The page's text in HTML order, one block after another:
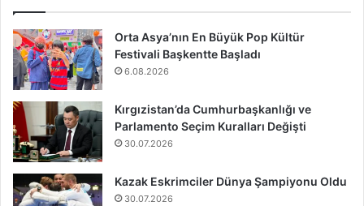
Orta Asya’nın En Büyük Pop Kültür
Festivali Başkentte Başladı
6.08.2026
Kırgızistan’da Cumhurbaşkanlığı ve
Parlamento Seçim Kuralları Değişti
30.07.2026
Kazak Eskrimciler Dünya Şampiyonu Oldu
30.07.2026